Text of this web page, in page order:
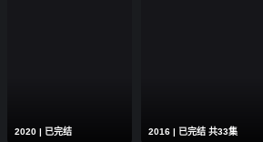
2020 | 已完结 2016 | 已完结 共33集